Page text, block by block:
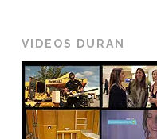
VIDEOS DURAN